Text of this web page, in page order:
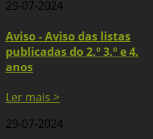
29-07-2024
Aviso - Aviso das listas
publicadas do 2.º 3.º e 4.
anos
Ler mais >
29-07-2024